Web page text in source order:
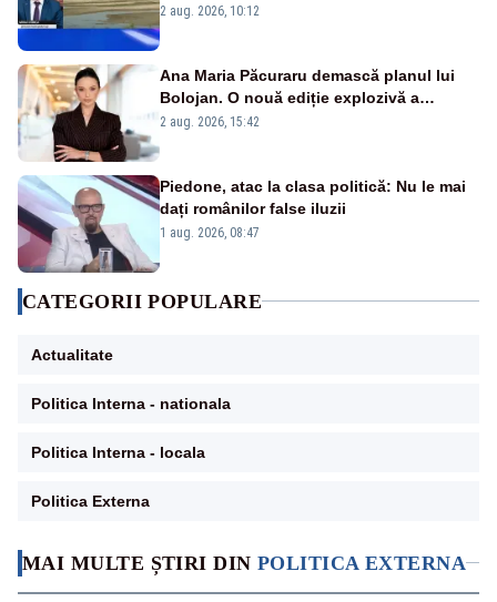
MAI MULTE ȘTIRI DIN POLITICA EXTERNA
protejăm și natura, dar nu șținem omaneii
2 aug. 2026, 10:12
Ana Maria Păcuraru demască planul lui
Bolojan. O nouă ediție explozivă a
emisiunii „Miza Zilei” la Realitatea PLUS
2 aug. 2026, 15:42
Piedone, atac la clasa politică: Nu le mai
dați românilor false iluzii
1 aug. 2026, 08:47
CATEGORII POPULARE
Actualitate
Politica Interna - nationala
Politica Interna - locala
Politica Externa